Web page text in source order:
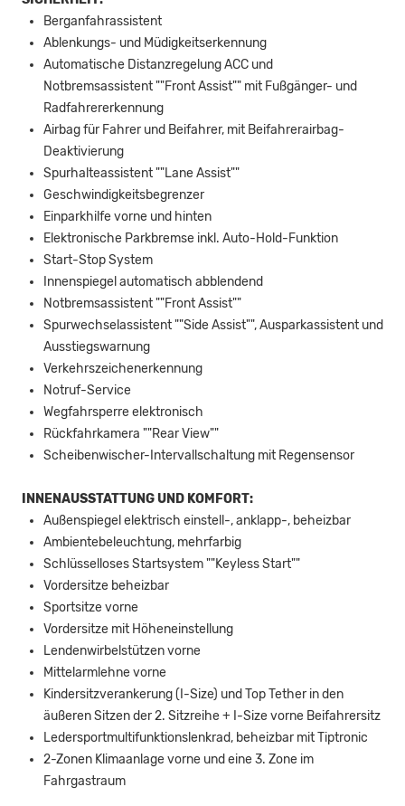
Berganfahrassistent
Ablenkungs- und Müdigkeitserkennung
Automatische Distanzregelung ACC und
Notbremsassistent ""Front Assist"" mit Fußgänger- und
Radfahrererkennung
Airbag für Fahrer und Beifahrer, mit Beifahrerairbag-
Deaktivierung
Spurhalteassistent ""Lane Assist""
Geschwindigkeitsbegrenzer
Einparkhilfe vorne und hinten
Elektronische Parkbremse inkl. Auto-Hold-Funktion
Start-Stop System
Innenspiegel automatisch abblendend
Notbremsassistent ""Front Assist""
Spurwechselassistent ""Side Assist"", Ausparkassistent und
Ausstiegswarnung
Verkehrszeichenerkennung
Notruf-Service
Wegfahrsperre elektronisch
Rückfahrkamera ""Rear View""
Scheibenwischer-Intervallschaltung mit Regensensor
INNENAUSSTATTUNG UND KOMFORT:
Außenspiegel elektrisch einstell-, anklapp-, beheizbar
Ambientebeleuchtung, mehrfarbig
Schlüsselloses Startsystem ""Keyless Start""
Vordersitze beheizbar
Sportsitze vorne
Vordersitze mit Höheneinstellung
Lendenwirbelstützen vorne
Mittelarmlehne vorne
Kindersitzverankerung (I-Size) und Top Tether in den
äußeren Sitzen der 2. Sitzreihe + I-Size vorne Beifahrersitz
Ledersportmultifunktionslenkrad, beheizbar mit Tiptronic
2-Zonen Klimaanlage vorne und eine 3. Zone im
Fahrgastraum